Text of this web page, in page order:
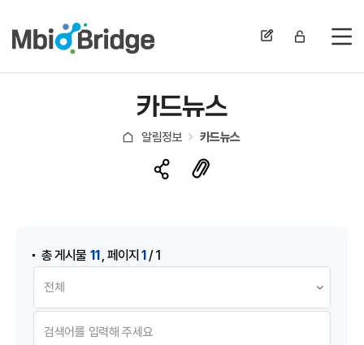
전
카드뉴스
알림정보 카드뉴스
총 게시물 11 ,페이지1/ 1